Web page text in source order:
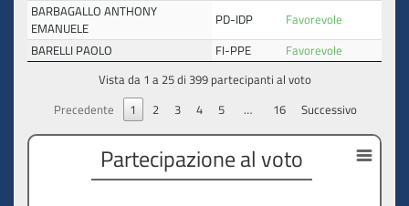
BARBAGALLO ANTHONY
EMANUELE
PD-IDP
Favorevole
BARELLI PAOLO
FI-PPE
Favorevole
Vista da 1 a 25 di 399 partecipanti al voto
Precedente
1 2 3 4 5 … 16 Successivo
Partecipazione al voto